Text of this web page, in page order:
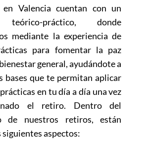
en Valencia cuentan con un
teórico-práctico, donde
mediante la experiencia de
para fomentar la paz
general, ayudándote a
bases que te permitan aplicar
en tu día a día una vez
el retiro. Dentro del
de nuestros retiros, están
aspectos: